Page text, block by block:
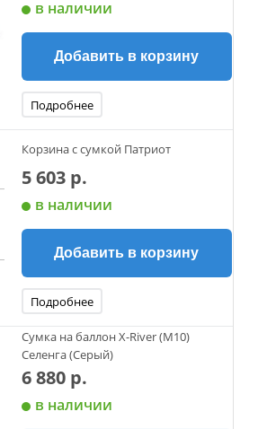
в наличии
Добавить в корзину
Подробнее
Корзина с сумкой Патриот
5 603 р.
в наличии
Добавить в корзину
Подробнее
Сумка на баллон X-River (М10)
Селенга (Серый)
6 880 р.
в наличии